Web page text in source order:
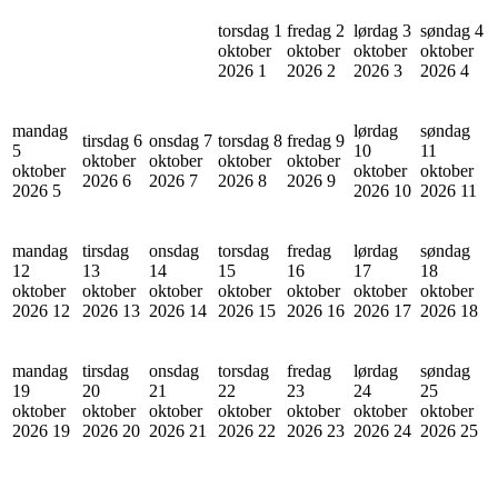
torsdag 1
oktober
2026 1
fredag 2
oktober
2026 2
lørdag 3
oktober
2026 3
søndag 4
oktober
2026 4
mandag
5
oktober
2026 5
tirsdag 6
oktober
2026 6
onsdag 7
oktober
2026 7
torsdag 8
oktober
2026 8
fredag 9
oktober
2026 9
lørdag
10
oktober
2026 10
søndag
11
oktober
2026 11
mandag
12
oktober
2026 12
tirsdag
13
oktober
2026 13
onsdag
14
oktober
2026 14
torsdag
15
oktober
2026 15
fredag
16
oktober
2026 16
lørdag
17
oktober
2026 17
søndag
18
oktober
2026 18
mandag
19
oktober
2026 19
tirsdag
20
oktober
2026 20
onsdag
21
oktober
2026 21
torsdag
22
oktober
2026 22
fredag
23
oktober
2026 23
lørdag
24
oktober
2026 24
søndag
25
oktober
2026 25